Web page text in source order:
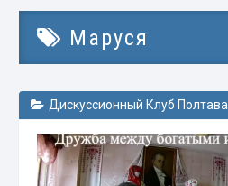
Маруся
Дискуссионный Клуб Полтава